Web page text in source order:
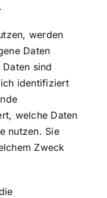
werden
Daten
sind
identifiziert
welche Daten
nutzen. Sie
Zweck